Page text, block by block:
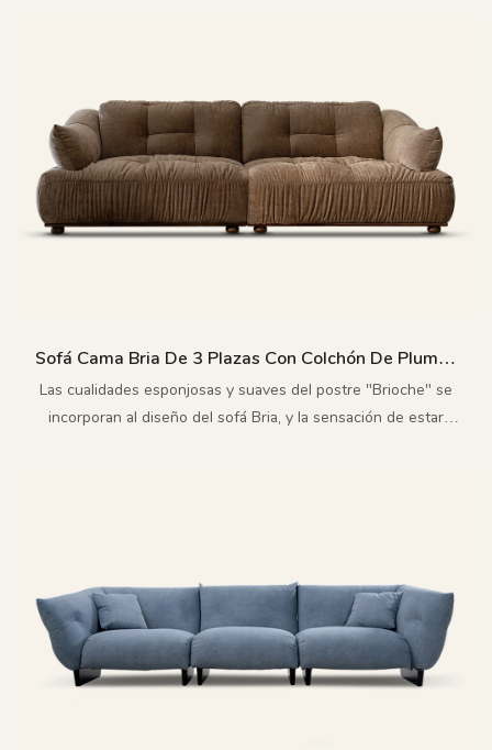
Sofá Cama Bria De 3 Plazas Con Colchón De Plumas
Para Salón M198
Las cualidades esponjosas y suaves del postre "Brioche" se
incorporan al diseño del sofá Bria, y la sensación de estar